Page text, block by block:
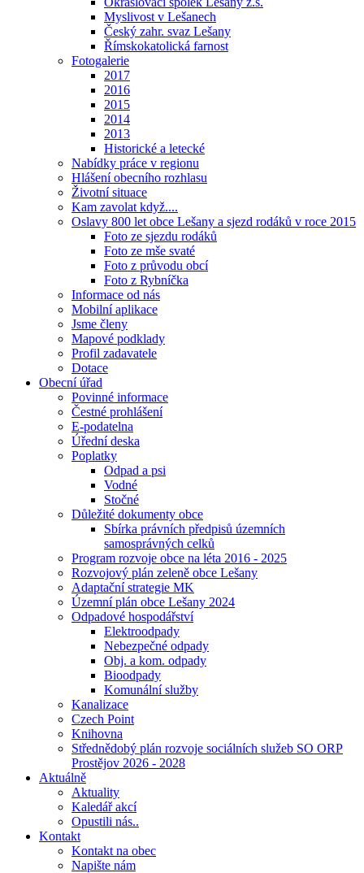
Myslivost v Lešanech
Český zahr. svaz Lešany
Římskokatolická farnost
Fotogalerie
2017
2016
2015
2014
2013
Historické a letecké
Nabídky práce v regionu
Hlášení obecního rozhlasu
Životní situace
Kam zavolat když....
Oslavy 800 let obce Lešany a sjezd rodáků v roce 2015
Foto ze sjezdu rodáků
Foto ze mše svaté
Foto z průvodu obcí
Foto z Rybníčka
Informace od nás
Mobilní aplikace
Jsme členy
Mapové podklady
Profil zadavatele
Dotace
Obecní úřad
Povinné informace
Čestné prohlášení
E-podatelna
Úřední deska
Poplatky
Odpad a psi
Vodné
Stočné
Důležité dokumenty obce
Sbírka právních předpisů územních
samosprávných celků
Program rozvoje obce na léta 2016 - 2025
Rozvojový plán zeleně obce Lešany
Adaptační strategie MK
Územní plán obce Lešany 2024
Odpadové hospodářství
Elektroodpady
Nebezpečné odpady
Obj. a kom. odpady
Bioodpady
Komunální služby
Kanalizace
Czech Point
Knihovna
Střednědobý plán rozvoje sociálních služeb SO ORP
Prostějov 2026 - 2028
Aktuálně
Aktuality
Kaledář akcí
Opustili nás..
Kontakt
Kontakt na obec
Napište nám